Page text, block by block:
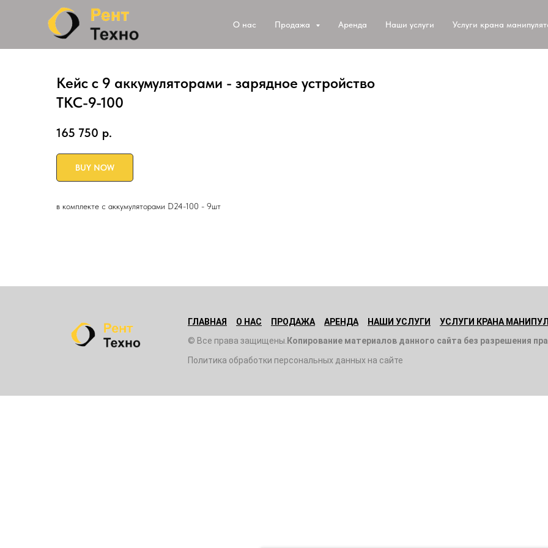
О нас Продажа Аренда Наши услуги Услуги крана
Кейс с 9 аккумуляторами - зарядное устройство
TKC-9-100
165 750 р.
BUY NOW
в комплекте с аккумуляторами D24-100 - 9шт
ГЛАВНАЯ О НАС ПРОДАЖА АРЕНДА НАШИ УСЛУГИ УСЛУГИ КРАНА
© Все права защищены. Копирование материалов данного сайта без разрешения
Политика обработки персональных данных на сайте